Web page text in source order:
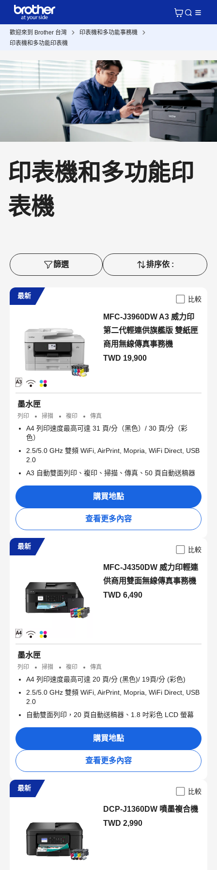
歡迎來到 Brother 台灣
印表機和多功能事務機
印表機和多功能印表機
印表機和多功能印
表機
篩選 排序依 :
最新 比較
MFC-J3960DW A3 威力印
第二代輕連供旗艦版 雙紙匣
商用無線傳真事務機
TWD 19,900
墨水匣
列印 掃描 複印 傳真
A4 列印速度最高可達 31 頁/分（黑色）/ 30 頁/分（彩
色）
2.5/5.0 GHz 雙頻 WiFi, AirPrint, Mopria, WiFi Direct, USB
2.0
A3 自動雙面列印、複印、掃描、傳真、50 頁自動送稿器
購買地點
查看更多內容
最新 比較
MFC-J4350DW 威力印輕連
供商用雙面無線傳真事務機
TWD 6,490
墨水匣
列印 掃描 複印 傳真
A4 列印速度最高可達 20 頁/分 (黑色)/ 19頁/分 (彩色)
2.5/5.0 GHz 雙頻 WiFi, AirPrint, Mopria, WiFi Direct, USB
2.0
自動雙面列印，20 頁自動送稿器、1.8 吋彩色 LCD 螢幕
購買地點
查看更多內容
最新 比較
DCP-J1360DW 噴墨複合機
TWD 2,990